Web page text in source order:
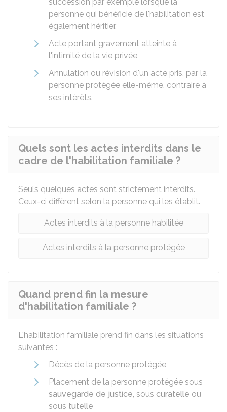
personne qui bénéficie de l'habilitation est
également héritier.
Acte portant gravement atteinte à
l'intimité de la vie privée
Annulation ou révision d'un acte pris, par la
personne protégée elle-même, contraire à
ses intérêts.
Quels sont les actes interdits dans le
cadre de l'habilitation familiale ?
Seuls quelques actes sont strictement interdits.
Ceux-ci diffèrent selon la personne qui les établit.
Actes interdits à la personne habilitée
Actes interdits à la personne protégée
Quand prend fin la mesure
d'habilitation familiale ?
L'habilitation familiale prend fin dans les situations
suivantes :
Décès de la personne protégée
Placement de la personne protégée sous
sauvegarde de justice, sous curatelle ou
sous tutelle